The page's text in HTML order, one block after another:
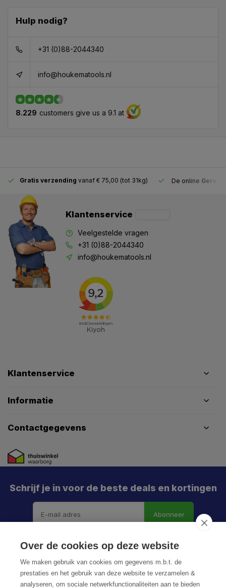
Hulp nodig?
+31 (0)88-2044340
info@houkematools.nl
8.229 customers give us a 9.1 at
Gratis verzending vanaf € 75,00 (tot 31kg) De online
Klantenservice
Veelgestelde vragen
+31 (0)88-2044340
info@houkematools.nl
Klantenservice
Informatie
Contactgegevens
Schrijf je in voor de beste deals en kortingen
Abonneer
Over de cookies op deze website
We maken gebruik van cookies om gegevens m.b.t. de
prestaties en het gebruik van deze website te verzamelen &
analyseren, om sociale netwerkfunctionaliteiten aan te bieden